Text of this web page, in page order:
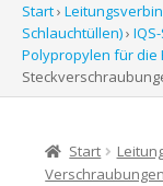
Start›
Schlauchtüllen)›
Polypropylen für die
Start